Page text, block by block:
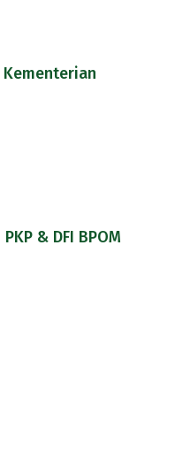
& DFI BPOM